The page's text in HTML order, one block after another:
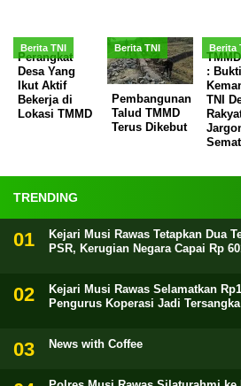
Berita TNI
Perangkat
Desa Yang
Ikut Aktif
Bekerja di
Lokasi TMMD
Berita TNI
Pembangunan
Talud TMMD
Terus Dikebut
Berita
: Bukti
TNI
TRENDING
Kejari Musi Rawas Tetapkan Dua
PSR, Kerugian Negara Capai Rp
Kejari Musi Rawas Selamatkan
Pengurus Koperasi Jadi Tersangka
News with Coffee